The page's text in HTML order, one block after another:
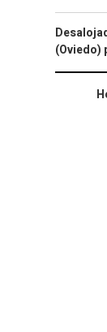
(Oviedo)